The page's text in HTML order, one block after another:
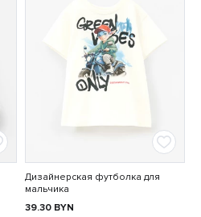
Дизайнерская футболка для
мальчика
39.30 BYN